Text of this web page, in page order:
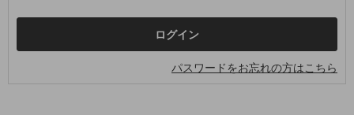
パスワードをお忘れの方はこちら